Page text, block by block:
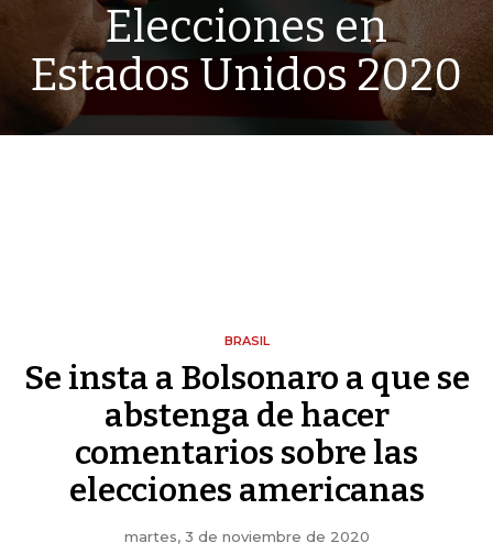
Elecciones en
Estados Unidos 2020
BRASIL
Se insta a Bolsonaro a que se
abstenga de hacer
comentarios sobre las
elecciones americanas
martes, 3 de noviembre de 2020